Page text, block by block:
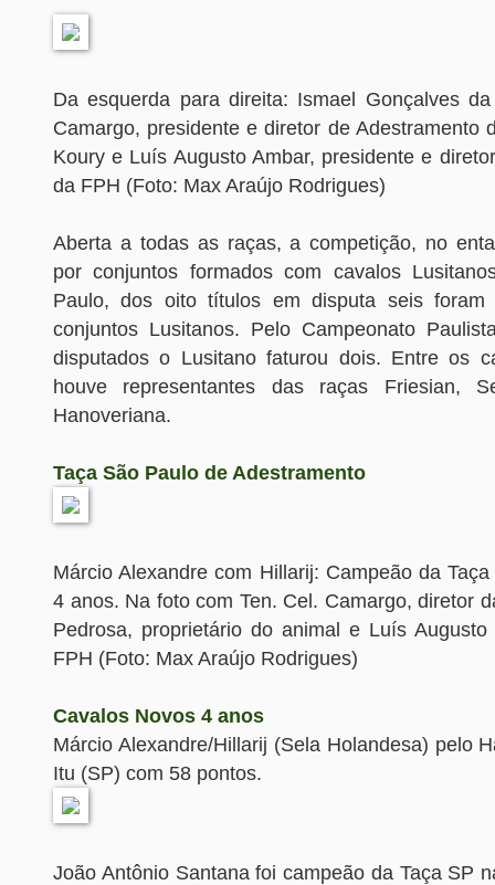
Da esquerda para direita: Ismael Gonçalves
Camargo, presidente e diretor de Adestramento
Koury e Luís Augusto Ambar, presidente e
da FPH (Foto: Max Araújo Rodrigues)
Aberta a todas as raças, a competição, no
por conjuntos formados com cavalos
Paulo, dos oito títulos em disputa seis foram
conjuntos Lusitanos. Pelo Campeonato
disputados o Lusitano faturou dois. Entre os
houve representantes das raças Friesian,
Hanoveriana.
Taça São Paulo de Adestramento
Márcio Alexandre com Hillarij: Campeão da
4 anos. Na foto com Ten. Cel. Camargo, diretor
Pedrosa, proprietário do animal e Luís
FPH (Foto: Max Araújo Rodrigues)
Cavalos Novos 4 anos
Márcio Alexandre/Hillarij (Sela Holandesa) pelo
Itu (SP) com 58 pontos.
João Antônio Santana foi campeão da Taça SP